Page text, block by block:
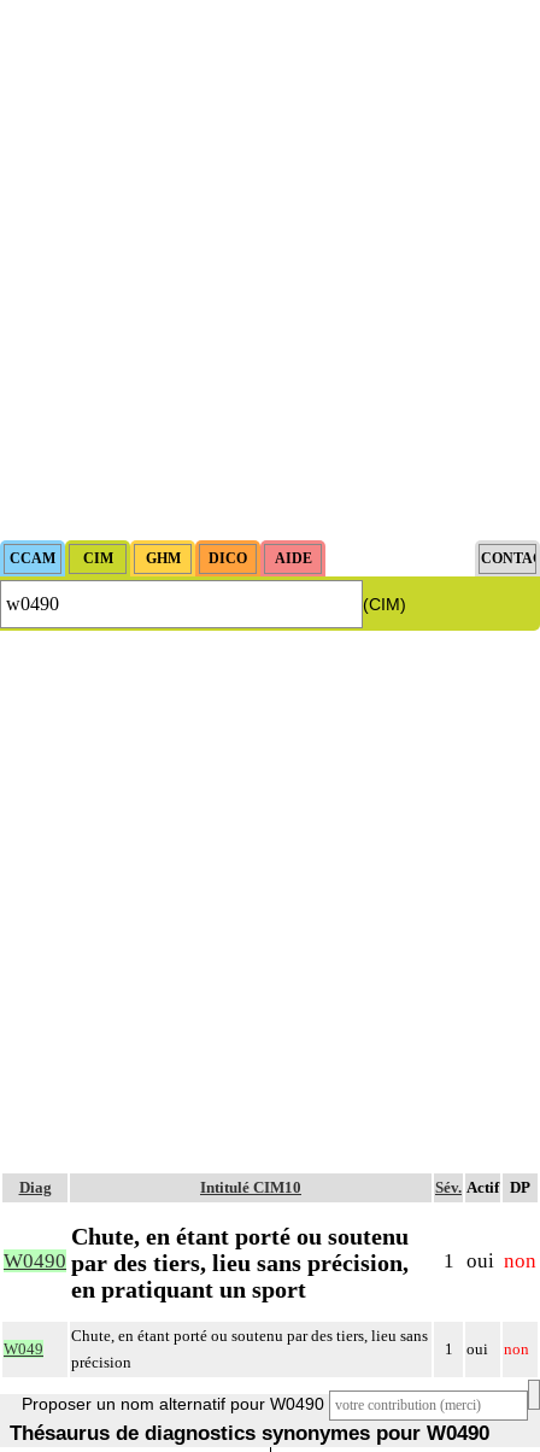
(CIM)
Diag Intitulé CIM10 Sév. Actif DP
W0490
Chute, en étant porté ou soutenu
par des tiers, lieu sans précision,
en pratiquant un sport
1 oui non
W049
Chute, en étant porté ou soutenu par des tiers, lieu sans
précision
1 oui non
Proposer un nom alternatif pour W0490
Thésaurus de diagnostics synonymes pour W0490